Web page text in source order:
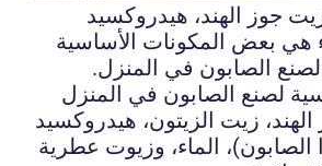
جوز الهند، هيدروكسيد
هي بعض المكونات الأساسية
لصنع الصابون في المنزل.
لصنع الصابون في المنزل
زيت الزيتون، هيدروكسيد
الماء، وزيوت عطرية